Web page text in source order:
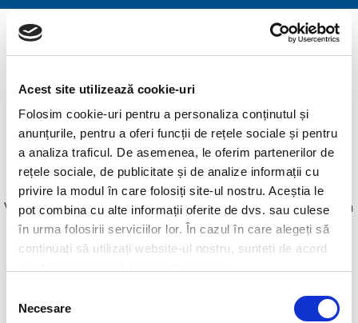
Acest site utilizează cookie-uri
Folosim cookie-uri pentru a personaliza conținutul și
anunțurile, pentru a oferi funcții de rețele sociale și pentru
a analiza traficul. De asemenea, le oferim partenerilor de
rețele sociale, de publicitate și de analize informații cu
privire la modul în care folosiți site-ul nostru. Aceștia le
pot combina cu alte informații oferite de dvs. sau culese
în urma folosirii serviciilor lor. În cazul în care alegeți să
continuați să utilizați website-ul nostru, sunteți de acord
consimțământului
Necesare
programul ESET
Customization
Va rugăm completați acest formular și vă vom contacta
ulterior:
Companie